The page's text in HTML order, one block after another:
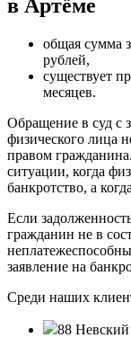
в Артёме
общая сумма
рублей,
существует
месяцев.
Обращение в суд с
физического лица
правом
ситуации, когда
банкротство, а
Если
гражданин не в
заявление на
Среди наших
88 Невский